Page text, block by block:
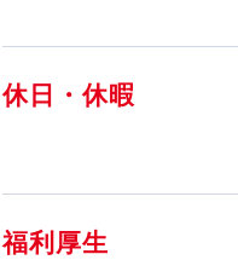
休日・休暇
福利厚生